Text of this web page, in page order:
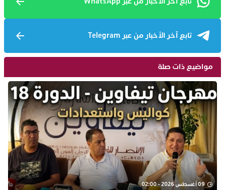
تابع آخر الأخبار من عبر Telegram
مواضيع ذات صلة
09 أغسطس 2026 - 02:00